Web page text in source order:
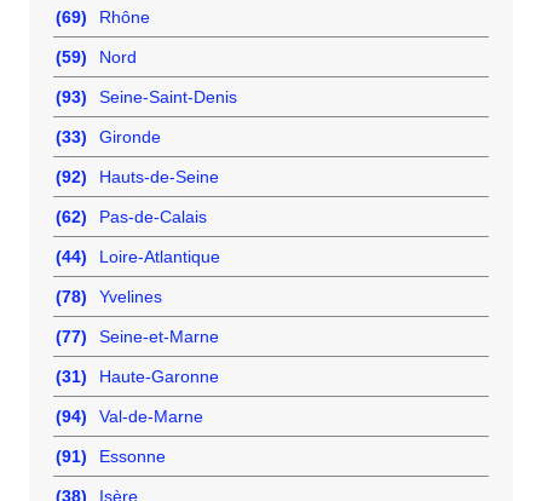
(69) Rhône
(59) Nord
(93) Seine-Saint-Denis
(33) Gironde
(92) Hauts-de-Seine
(62) Pas-de-Calais
(44) Loire-Atlantique
(78) Yvelines
(77) Seine-et-Marne
(31) Haute-Garonne
(94) Val-de-Marne
(91) Essonne
(38)
Isère